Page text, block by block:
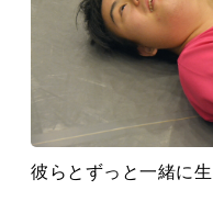
彼らとずっと一緒に